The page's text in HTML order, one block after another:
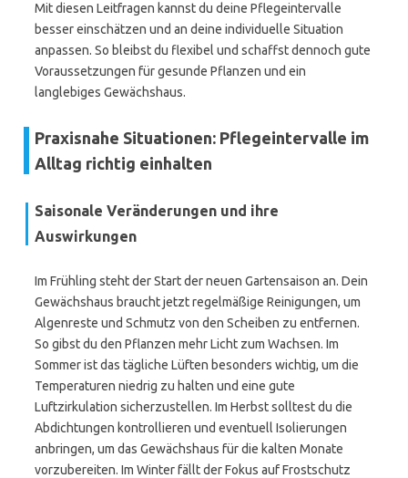
Mit diesen Leitfragen kannst du deine Pflegeintervalle
besser einschätzen und an deine individuelle Situation
anpassen. So bleibst du flexibel und schaffst dennoch gute
Voraussetzungen für gesunde Pflanzen und ein
langlebiges Gewächshaus.
Praxisnahe Situationen: Pflegeintervalle im
Alltag richtig einhalten
Saisonale Veränderungen und ihre
Auswirkungen
Im Frühling steht der Start der neuen Gartensaison an. Dein
Gewächshaus braucht jetzt regelmäßige Reinigungen, um
Algenreste und Schmutz von den Scheiben zu entfernen.
So gibst du den Pflanzen mehr Licht zum Wachsen. Im
Sommer ist das tägliche Lüften besonders wichtig, um die
Temperaturen niedrig zu halten und eine gute
Luftzirkulation sicherzustellen. Im Herbst solltest du die
Abdichtungen kontrollieren und eventuell Isolierungen
anbringen, um das Gewächshaus für die kalten Monate
vorzubereiten. Im Winter fällt der Fokus auf Frostschutz